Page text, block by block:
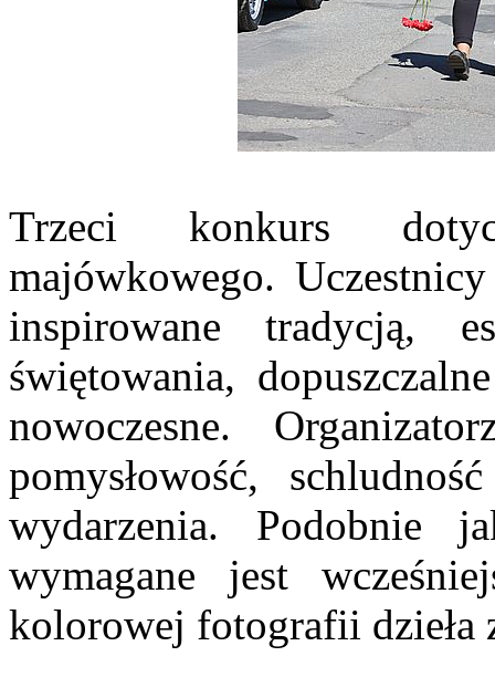
Trzeci konkurs
majówkowego.
inspirowane tradycją,
świętowania,
nowoczesne.
pomysłowość,
wydarzenia. Podobnie
wymagane jest
kolorowej fotografii dzieła